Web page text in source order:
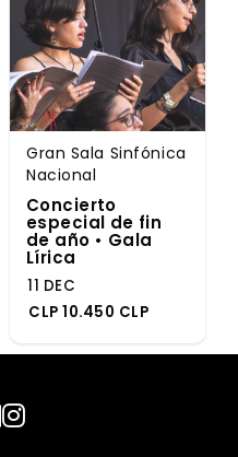
Gran Sala Sinfónica
Nacional
Concierto
especial de fin
de año • Gala
Lírica
11 DEC
CLP 10.450 CLP